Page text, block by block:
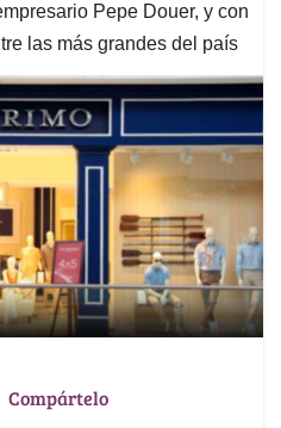
Pepe Douer, y con
las más grandes del país
TCompártelo